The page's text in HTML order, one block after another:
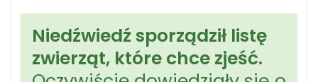
Niedźwiedź sporządził listę
zwierząt, które chce zjeść.